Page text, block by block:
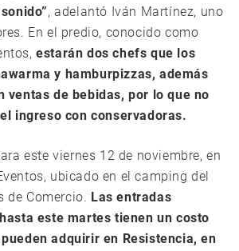
, adelantó Iván Martínez, uno
En el predio, conocido como
estarán dos chefs que los
y hamburpizzas, además
ventas de bebidas, por lo que no
ingreso con conservadoras.
este viernes 12 de noviembre, en
ubicado en el camping del
de Comercio. Las entradas
este martes tienen un costo
adquirir en Resistencia, en